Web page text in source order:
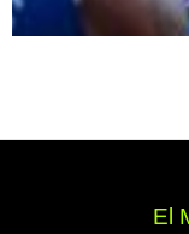
El